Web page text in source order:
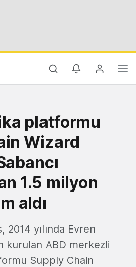
platformu
Wizard
1.5 milyon
aldı
2014 yılında Evren
kurulan ABD merkezli
Supply Chain